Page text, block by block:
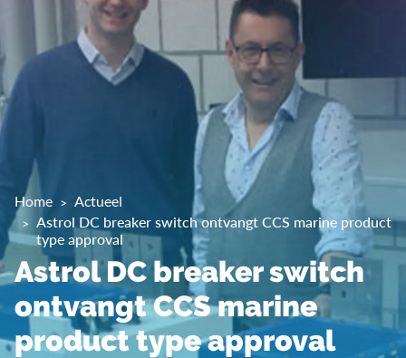
Home
Actueel
Astrol DC breaker switch ontvangt CCS marine product
type approval
Astrol DC breaker switch
ontvangt CCS marine
product type approval